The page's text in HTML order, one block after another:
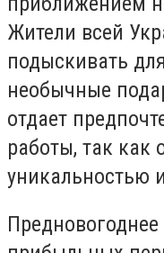
Жители всей
подыскивать
необычные
отдает
работы, так как
уникальностью